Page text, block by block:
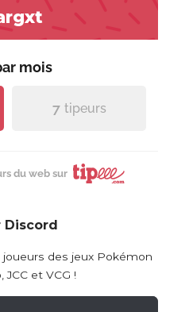
mois
7 tipeurs
du web sur
Discord
des jeux Pokémon
JCC et VCG !